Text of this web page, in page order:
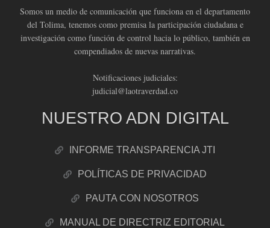
Somos un medio de comunicación que funciona en el departamento
del Tolima, tenemos como premisa la participación ciudadana e
investigación como función de control hacia lo público, también en
compendiados de nuevas narrativas.
Notificaciones judiciales:
judicial@laotraverdad.co
NUESTRO ADN DIGITAL
INFORME TRANSPARENCIA JTI
POLÍTICAS DE PRIVACIDAD
PAUTA CON NOSOTROS
MANUAL DE DIRECTRIZ EDITORIAL